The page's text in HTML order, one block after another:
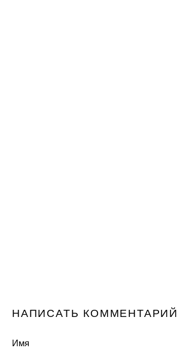
НАПИСАТЬ КОММЕНТАРИЙ
Имя